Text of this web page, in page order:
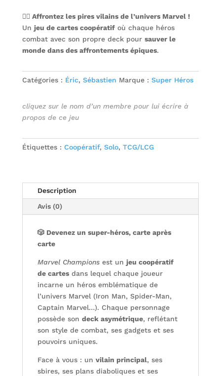
🦸‍♂️ Affrontez les pires vilains de l’univers Marvel !
Un jeu de cartes coopératifoù chaque héros
combat avec son propre deck pour sauver le
monde dans des affrontements épiques.
Catégories : Éric, Sébastien Marque : Super Héros
cliquez sur le nom d’un membre pour lui écrire à
propos de ce jeu
Étiquettes : Coopératif, Solo, TCG/LCG
Description
Avis (0)
🎲 Devenez un super-héros, carte après
carte
Marvel Championsest un jeu coopératif
de cartesdans lequel chaque joueur
incarne un héros emblématique de
l’univers Marvel (Iron Man, Spider-Man,
Captain Marvel…). Chaque personnage
possède son deck asymétrique, reflétant
son style de combat, ses gadgets et ses
pouvoirs uniques.
Face à vous : un vilain principal, ses
sbires, ses plans diaboliques et ses